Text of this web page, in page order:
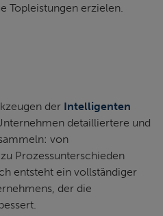
Topleistungen erzielen.
der Intelligenten
detailliertere und
von
Prozessunterschieden
entsteht ein vollständiger
der die